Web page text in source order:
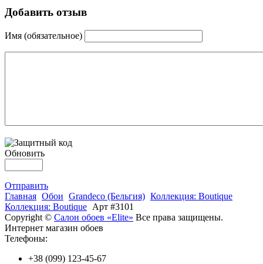
Добавить отзыв
Имя (обязательное)
Обновить
Отправить
Главная Обои Grandeco (Бельгия) Коллекция: Boutique
Коллекция: Boutique Арт #3101
Copyright © Салон обоев «Elite» Все права защищены.
Интернет магазин обоев
Телефоны:
+38 (099) 123-45-67